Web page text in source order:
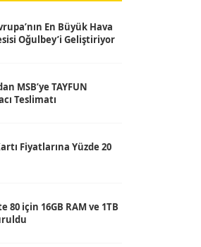
En Büyük Hava
Oğulbey’i Geliştiriyor
MSB’ye TAYFUN
Teslimatı
Fiyatlarına Yüzde 20
80 için 16GB RAM ve 1TB